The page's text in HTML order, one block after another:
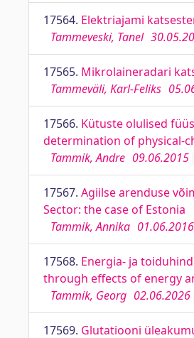
17564. Elektriajami
Tammeveski, Tanel
17565. Mikrolaineradari
Tammeväli, Karl-Feliks
17566. Kütuste olulised
determination of physical-
Tammik, Andre 09.06.2015
17567. Agiilse arenduse
Sector: the case of Estonia
Tammik, Annika 01.06.2016
17568. Energia- ja
through effects of energy
Tammik, Georg 02.06.2026
17569. Glutatiooni